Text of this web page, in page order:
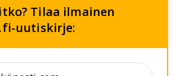
Tilaa ilmainen
uutiskirje: